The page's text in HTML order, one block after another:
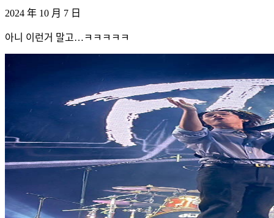
2024 年 10 月 7 日
아니 이런거 말고…ㅋㅋㅋㅋㅋ